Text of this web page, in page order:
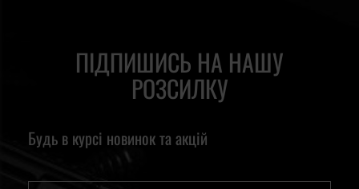
ПІДПИШИСЬ НА НАШУ
РОЗСИЛКУ
Будь в курсі новинок та акцій